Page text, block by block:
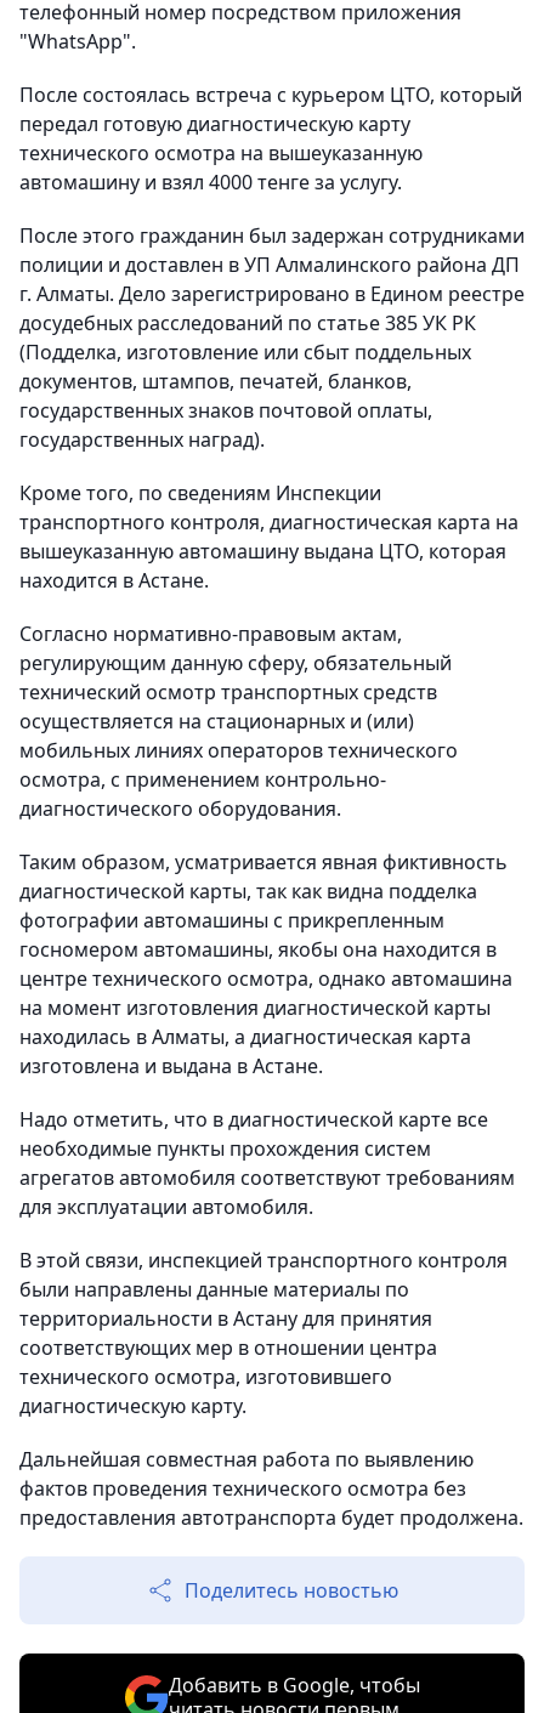
телефонный номер посредством приложения
"WhatsApp".
После состоялась встреча с курьером ЦТО, который
передал готовую диагностическую карту
технического осмотра на вышеуказанную
автомашину и взял 4000 тенге за услугу.
После этого гражданин был задержан сотрудниками
полиции и доставлен в УП Алмалинского района ДП
г. Алматы. Дело зарегистрировано в Едином реестре
досудебных расследований по статье 385 УК РК
(Подделка, изготовление или сбыт поддельных
документов, штампов, печатей, бланков,
государственных знаков почтовой оплаты,
государственных наград).
Кроме того, по сведениям Инспекции
транспортного контроля, диагностическая карта на
вышеуказанную автомашину выдана ЦТО, которая
находится в Астане.
Согласно нормативно-правовым актам,
регулирующим данную сферу, обязательный
технический осмотр транспортных средств
осуществляется на стационарных и (или)
мобильных линиях операторов технического
осмотра, с применением контрольно-
диагностического оборудования.
Таким образом, усматривается явная фиктивность
диагностической карты, так как видна подделка
фотографии автомашины с прикрепленным
госномером автомашины, якобы она находится в
центре технического осмотра, однако автомашина
на момент изготовления диагностической карты
находилась в Алматы, а диагностическая карта
изготовлена и выдана в Астане.
Надо отметить, что в диагностической карте все
необходимые пункты прохождения систем
агрегатов автомобиля соответствуют требованиям
для эксплуатации автомобиля.
В этой связи, инспекцией транспортного контроля
были направлены данные материалы по
территориальности в Астану для принятия
соответствующих мер в отношении центра
технического осмотра, изготовившего
диагностическую карту.
Дальнейшая совместная работа по выявлению
фактов проведения технического осмотра без
предоставления автотранспорта будет продолжена.
Поделитесь новостью
Добавить в Google, чтобы